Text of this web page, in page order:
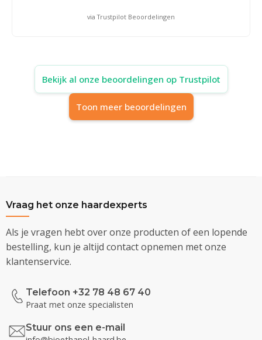
via Trustpilot Beoordelingen
Bekijk al onze beoordelingen op Trustpilot
Toon meer beoordelingen
Vraag het onze haardexperts
Als je vragen hebt over onze producten of een lopende
bestelling, kun je altijd contact opnemen met onze
klantenservice.
Telefoon +32 78 48 67 40
Praat met onze specialisten
Stuur ons een e-mail